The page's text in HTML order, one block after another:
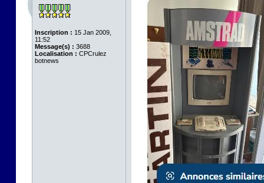
Inscription : 15 Jan 2009,
11:52
Message(s) : 3688
Localisation : CPCrulez
botnews